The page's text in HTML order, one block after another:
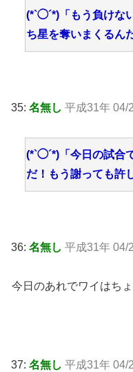
(*`◯´*)「もう負けな
ち星を奪いまくるん
35: 名無し 平成31年 04/
(*`◯´*)「今日の試合
だ！もう謝っても許
36: 名無し 平成31年 04/
今日のあれでワイはち
37: 名無し 平成31年 04/